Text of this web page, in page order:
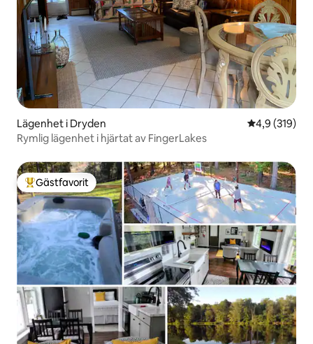
Lägenhet i Dryden 4,9 av 5 i
4,9 (319)
Rymlig lägenhet i hjärtat av FingerLakes
Populär gästfavorit
Gästfavorit